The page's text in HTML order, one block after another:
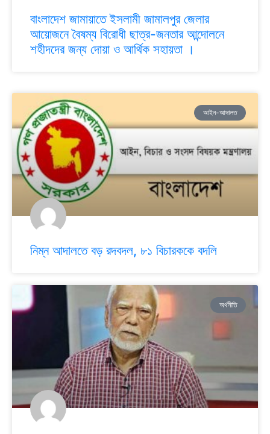
বাংলাদেশ জামায়াতে ইসলামী জামালপুর জেলার
আয়োজনে বৈষম্য বিরোধী ছাত্র-জনতার আন্দোলনে
শহীদদের জন্য দোয়া ও আর্থিক সহায়তা ।
আইন-আদালত
নিম্ন আদালতে বড় রদবদল, ৮১ বিচারককে বদলি
অর্থনীতি